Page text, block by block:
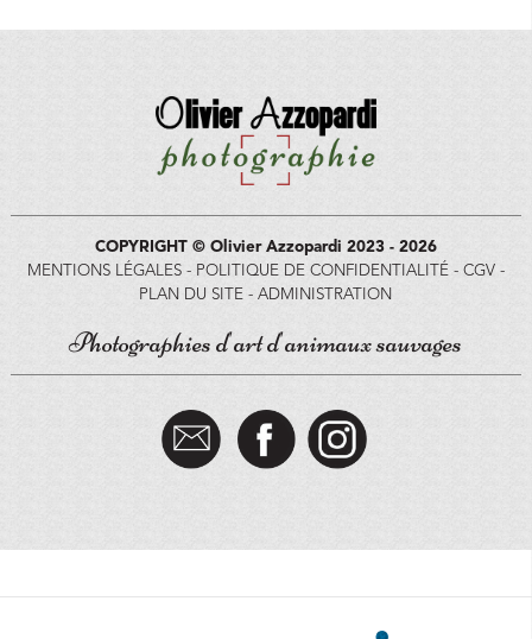
COPYRIGHT © Olivier Azzopardi 2023 - 2026
MENTIONS LÉGALES- POLITIQUE DE CONFIDENTIALITÉ- CGV-
PLAN DU SITE -ADMINISTRATION
Photographies d'art d'animaux sauvages